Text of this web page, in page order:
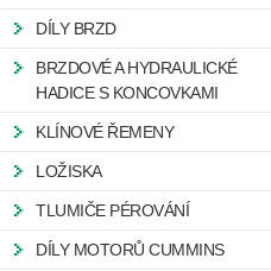
DÍLY BRZD
BRZDOVÉ A HYDRAULICKÉ
HADICE S KONCOVKAMI
KLÍNOVÉ ŘEMENY
LOŽISKA
TLUMIČE PÉROVÁNÍ
DÍLY MOTORŮ CUMMINS